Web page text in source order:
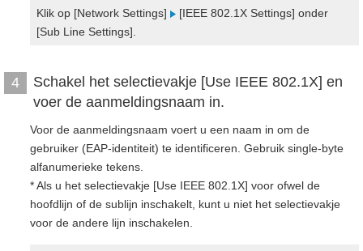
Klik op [Network Settings]
[IEEE 802.1X Settings] onder
[Sub Line Settings].
4
Schakel het selectievakje [Use IEEE 802.1X] en
voer de aanmeldingsnaam in.
Voor de aanmeldingsnaam voert u een naam in om de
gebruiker (EAP-identiteit) te identificeren. Gebruik single-byte
alfanumerieke tekens.
* Als u het selectievakje [Use IEEE 802.1X] voor ofwel de
hoofdlijn of de sublijn inschakelt, kunt u niet het selectievakje
voor de andere lijn inschakelen.